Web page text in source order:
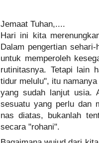
Jemaat Tuhan,....
Hari ini kita
Dalam pengertian
untuk memperoleh
rutinitasnya. Tetapi lain
tidur melulu", itu
yang sudah lanjut usia.
sesuatu yang perlu dan
nas diatas, bukanlah
secara "rohani".